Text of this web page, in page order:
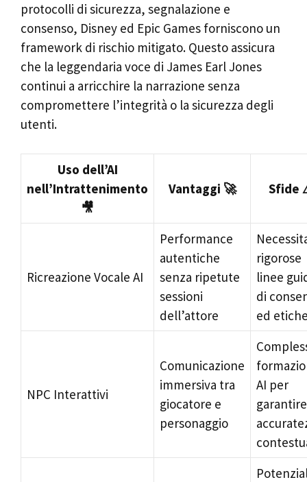
protocolli di sicurezza, segnalazione e
consenso, Disney ed Epic Games forniscono un
framework di rischio mitigato. Questo assicura
che la leggendaria voce di James Earl Jones
continui a arricchire la narrazione senza
compromettere l’integrità o la sicurezza degli
utenti.
Uso dell’AI
nell’Intrattenimento
🎥
Vantaggi 🚀 Sfide
Ricreazione Vocale AI
Performance
autentiche
senza ripetute
sessioni
dell’attore
rigorose
linee
di
ed
NPC Interattivi
Comunicazione
immersiva tra
giocatore e
personaggio
AI per
garantire